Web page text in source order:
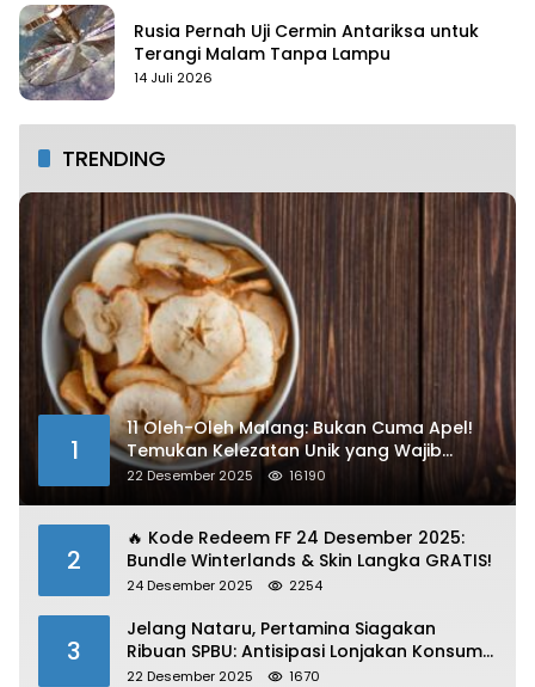
Rusia Pernah Uji Cermin Antariksa untuk
Terangi Malam Tanpa Lampu
14 Juli 2026
TRENDING
1
11 Oleh-Oleh Malang: Bukan Cuma Apel!
Temukan Kelezatan Unik yang Wajib
Dibawa
22 Desember 2025 16190
2
🔥 Kode Redeem FF 24 Desember 2025:
Bundle Winterlands & Skin Langka GRATIS!
24 Desember 2025 2254
3
Jelang Nataru, Pertamina Siagakan
Ribuan SPBU: Antisipasi Lonjakan Konsumsi
BBM dan LPG!
22 Desember 2025 1670